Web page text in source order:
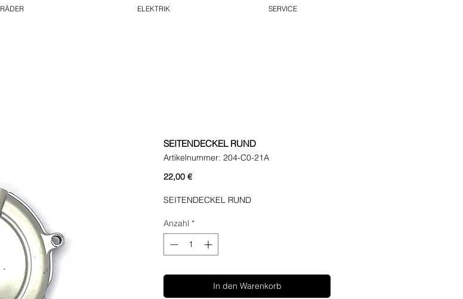
RÄDER ELEKTRIK SERVICE
SEITENDECKEL RUND
Artikelnummer: 204-C0-21A
22,00 €Preis
SEITENDECKEL RUND
Anzahl *
In den Warenkorb